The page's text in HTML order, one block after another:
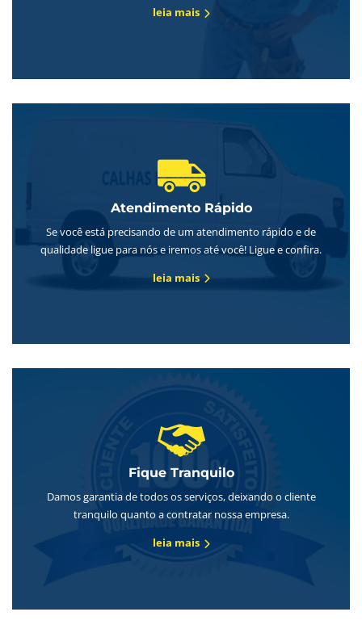
leia mais
Atendimento Rápido
Se você está precisando de um atendimento rápido e de
qualidade ligue para nós e iremos até você! Ligue e confira.
leia mais
Fique Tranquilo
Damos garantia de todos os serviços, deixando o cliente
tranquilo quanto a contratar nossa empresa.
leia mais